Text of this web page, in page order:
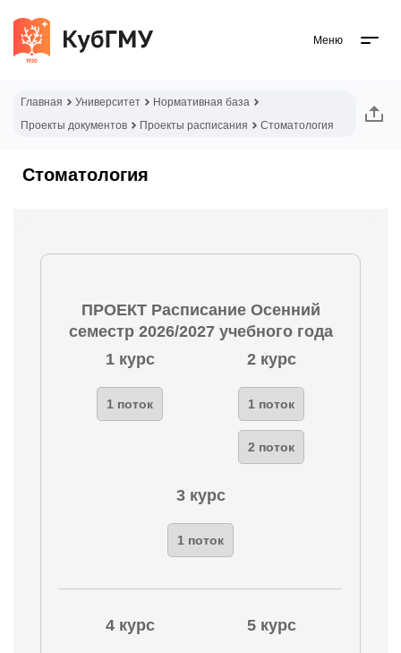
Меню
Главная Университет
Нормативная база
Проекты документов
Проекты расписания Стоматология
Стоматология
ПРОЕКТРасписание Осенний
семестр 2026/2027 учебного года
1 курс
1 поток
2 курс
1 поток
2 поток
3 курс
1 поток
4 курс 5 курс